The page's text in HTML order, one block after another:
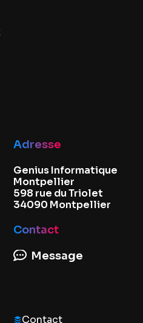
Adresse
Genius Informatique
Montpellier
598 rue du Triolet
34090 Montpellier
Contact
Message
Contact